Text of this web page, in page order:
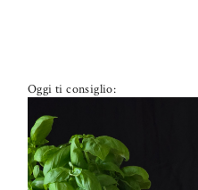
Oggi ti consiglio: